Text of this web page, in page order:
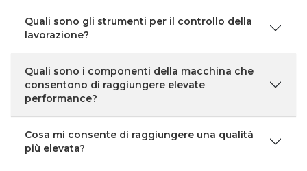
Quali sono gli strumenti per il controllo della
lavorazione?
Quali sono i componenti della macchina che
consentono di raggiungere elevate
performance?
Cosa mi consente di raggiungere una qualità
più elevata?